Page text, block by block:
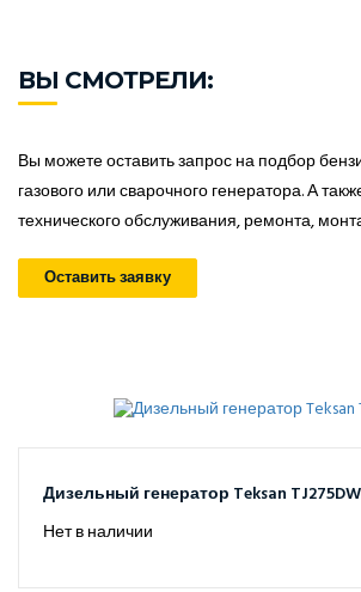
ВЫ СМОТРЕЛИ:
Вы можете оставить запрос на подбор
газового или сварочного генератора. А
технического обслуживания, ремонта,
Оставить заявку
Дизельный генератор Teksan TJ275DW
Нет в наличии